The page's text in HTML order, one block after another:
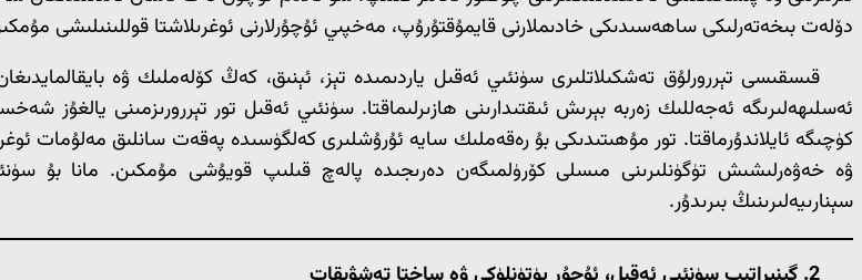
دۆلەت بىخەتەرلىكى ساھەسىدىكى خادىملارنى قايمۇقتۇرۇپ، مەخپىي ئۇچۇرلارنى ئوغرىلاشتا قوللىنىلىشى
قىسقىسى تېررورلۇق تەشكىلاتلىرى سۈنئىي ئەقىل ياردىمىدە تېز، ئېنىق، كەڭ كۆلەملىك ۋە
ئەسلىھەلىرىگە ئەجەللىك زەربە بېرىش ئىقتىدارىنى ھازىرلىماقتا. سۈنئىي ئەقىل تور تېررورىزمىنى يالغۇز
كۈچىگە ئايلاندۇرماقتا. تور مۇھىتىدىكى بۇ رەقەملىك سايە ئۇرۇشلىرى كەلگۈسىدە پەقەت سانلىق مەلۇمات
ۋە خەۋەرلىشىش تۈگۈنلىرىنى مىسلى كۆرۈلمىگەن دەرىجىدە پالەچ قىلىپ قويۇشى مۇمكىن. مانا بۇ
سېنارىيەلىرىنىڭ بىرىدۇر.